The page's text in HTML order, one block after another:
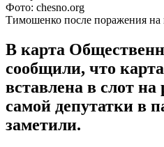
Фото: chesno.org
Тимошенко после поражения на
В карта
сообщили, что
вставлена ​​в слот на
самой депутатки в
заметили.